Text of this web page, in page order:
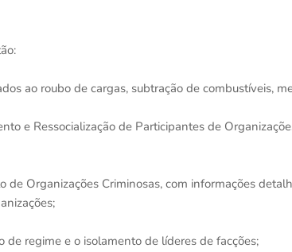
ao roubo de cargas, subtração de combustíveis,
e Ressocialização de Participantes de
de Organizações Criminosas, com informações
de regime e o isolamento de líderes de facções;